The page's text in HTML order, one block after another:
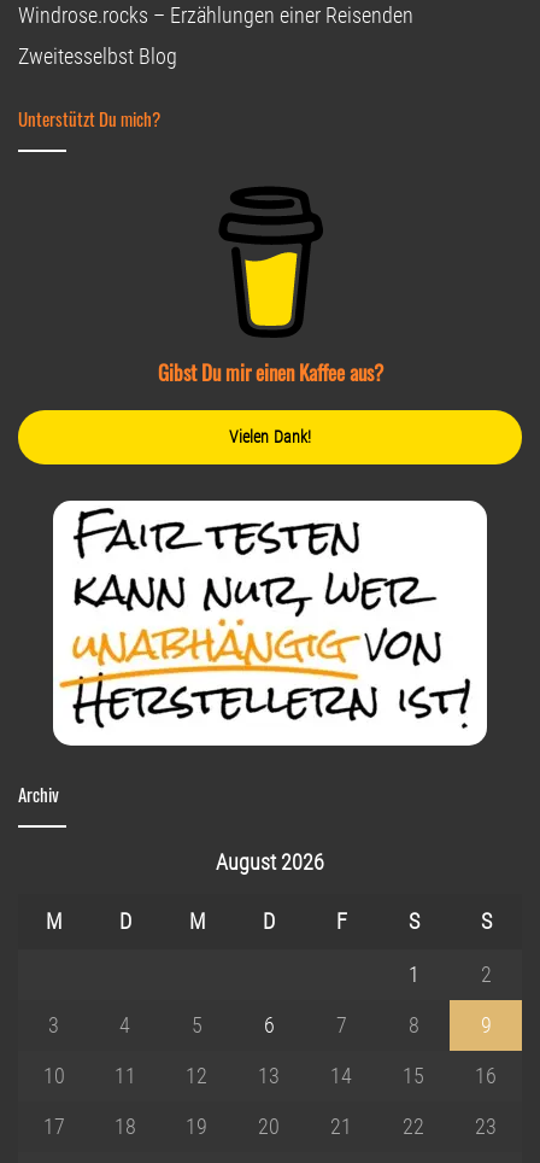
Windrose.rocks – Erzählungen einer Reisenden
Zweitesselbst Blog
Unterstützt Du mich?
Gibst Du mir einen Kaffee aus?
Vielen Dank!
Archiv
August 2026
M D M D F S S
1
2
3
4 5 6 7 8
9
10
11 12 13 14 15
16
17
18 19 20 21 22 23